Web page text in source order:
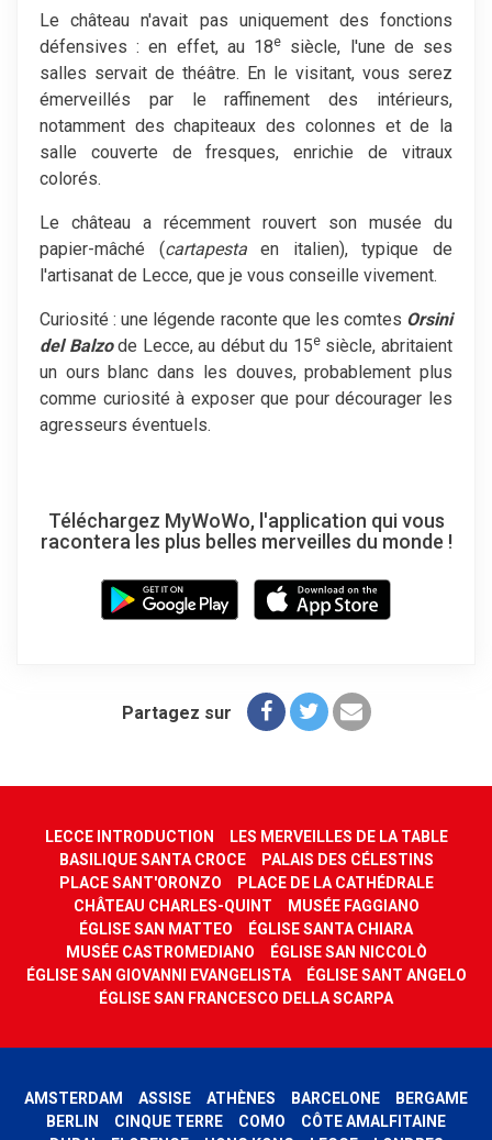
Le château n'avait pas uniquement des fonctions
défensives : en effet, au 18e
siècle, l'une de ses
salles servait de théâtre. En le visitant, vous serez
émerveillés par le raffinement des intérieurs,
notamment des chapiteaux des colonnes et de la
salle couverte de fresques, enrichie de vitraux
colorés.
Le château a récemment rouvert son musée du
papier-mâché (cartapestaen italien), typique de
l'artisanat de Lecce, que je vous conseille vivement.
Curiosité : une légende raconte que les comtes Orsini
del Balzode Lecce, au début du 15esiècle, abritaient
un ours blanc dans les douves, probablement plus
comme curiosité à exposer que pour décourager les
agresseurs éventuels.
Téléchargez MyWoWo, l'application qui vous
racontera les plus belles merveilles du monde !
Partagez sur
LECCE INTRODUCTION
LES MERVEILLES DE LA TABLE
BASILIQUE SANTA CROCE
PALAIS DES CÉLESTINS
PLACE SANT'ORONZO
PLACE DE LA CATHÉDRALE
CHÂTEAU CHARLES-QUINT
MUSÉE FAGGIANO
ÉGLISE SAN MATTEO
ÉGLISE SANTA CHIARA
MUSÉE CASTROMEDIANO
ÉGLISE SAN NICCOLÒ
ÉGLISE SAN GIOVANNI EVANGELISTA
ÉGLISE SANT ANGELO
ÉGLISE SAN FRANCESCO DELLA SCARPA
AMSTERDAM ASSISE ATHÈNES BARCELONE
BERGAME
BERLIN
CINQUE TERRE COMO
CÔTE AMALFITAINE